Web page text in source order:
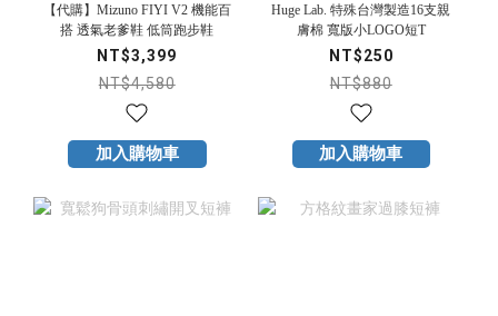
【代購】Mizuno FIYI V2 機能百
搭 透氣老爹鞋 低筒跑步鞋
NT$3,399
NT$4,580
加入購物車
Huge Lab. 特殊台灣製造16支親
膚棉 寬版小LOGO短T
NT$250
NT$880
加入購物車